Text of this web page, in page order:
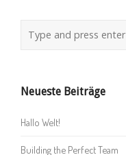
Neueste Beiträge
Hallo Welt!
Building the Perfect Team